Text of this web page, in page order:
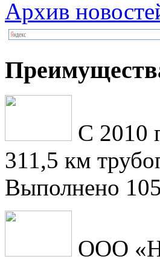
Архив
С 2010
311,5 км
Выполнено
ООО